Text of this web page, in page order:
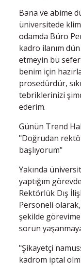
Bana ve abime
üniversitede
odamda Büro
kadro ilanım
etmeyin bu
benim için
prosedürdür,
tebriklerinizi
ederim.
Günün Trend
"Doğrudan
başlıyorum"
Yakında
yaptığım
Rektörlük Dış
Personeli
şekilde
sorun
"Şikayetçi
kadrom iptal